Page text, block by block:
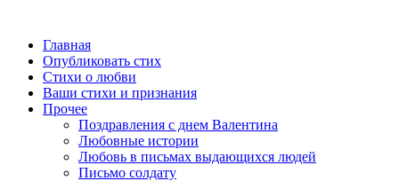
Главная
Опубликовать стих
Стихи о любви
Ваши стихи и признания
Прочее
Поздравления с днем Валентина
Любовные истории
Любовь в письмах выдающихся людей
Письмо солдату